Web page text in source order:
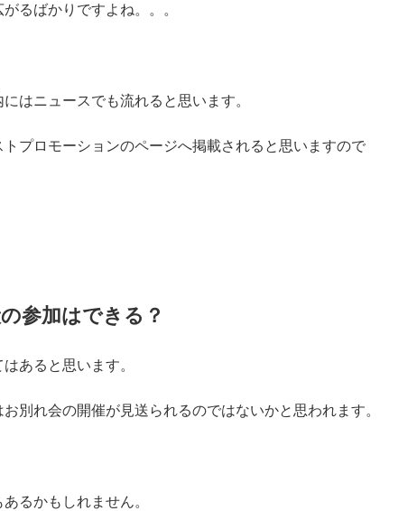
るばかりですよね。。。
はニュースでも流れると思います。
プロモーションのページへ掲載されると思いますので
参加はできる？
あると思います。
別れ会の開催が見送られるのではないかと思われます。
るかもしれません。